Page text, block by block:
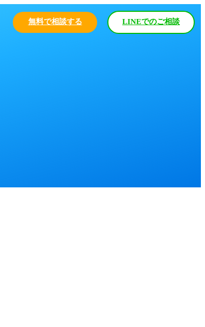
無料で相談する LINEでのご相談